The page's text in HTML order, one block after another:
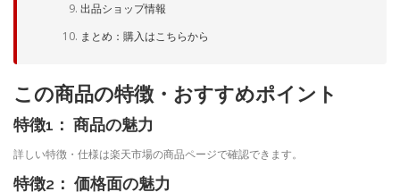
出品ショップ情報
まとめ：購入はこちらから
この商品の特徴・おすすめポイント
特徴1： 商品の魅力
詳しい特徴・仕様は楽天市場の商品ページで確認できます。
特徴2： 価格面の魅力